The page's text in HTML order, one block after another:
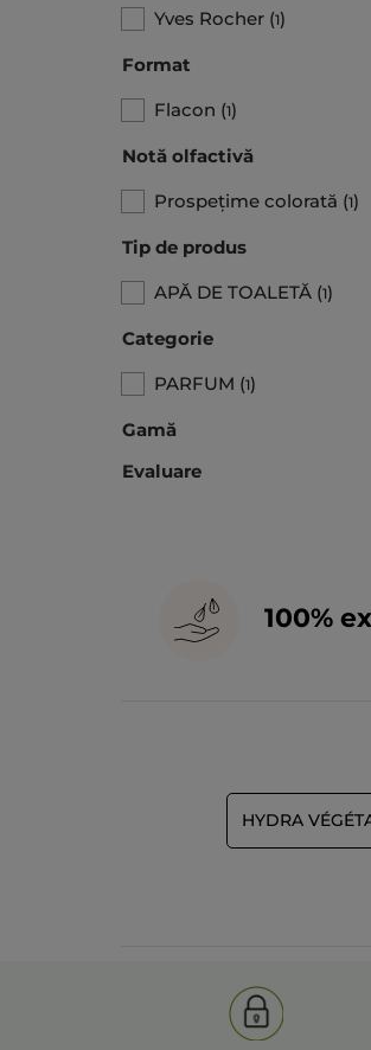
Yves Rocher (1)
Format
Flacon (1)
Notă olfactivă
Prospețime colorată (1)
Tip de produs​
APĂ DE TOALETĂ (1)
Categorie
PARFUM (1)
Gamă
Evaluare
100%
HYDRA